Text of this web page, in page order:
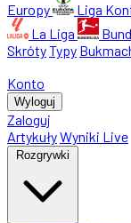
Europy
Liga
La Liga
SkrótyTypy
Konto
Wyloguj
Zaloguj
ArtykułyWyniki Live
Rozgrywki